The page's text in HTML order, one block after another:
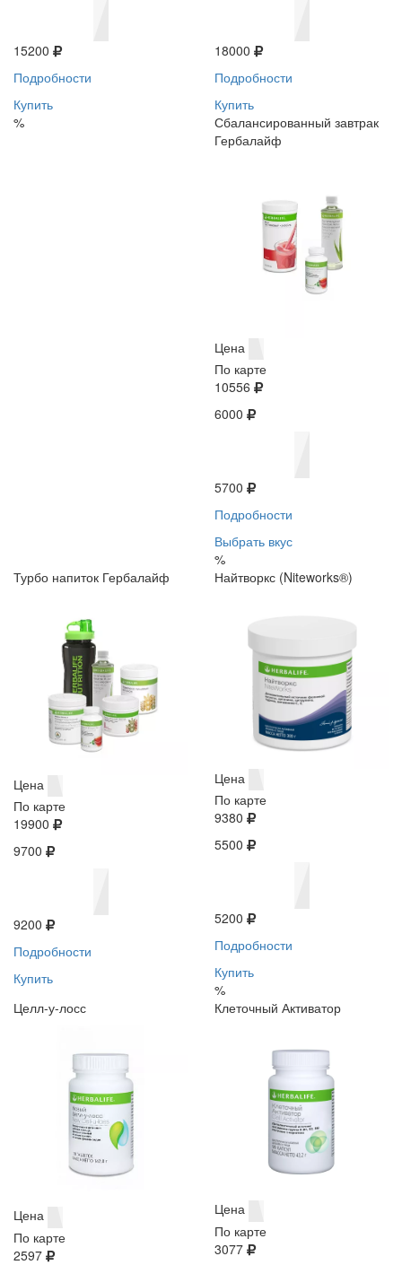
15200
Подробности
Купить
%
18000
Подробности
Купить
Сбалансированный завтрак
Гербалайф
Цена
По карте
10556
6000
5700
Подробности
Выбрать вкус
%
Турбо напиток Гербалайф
Цена
По карте
19900
9700
9200
Подробности
Купить
Найтворкс (Niteworks®)
Цена
По карте
9380
5500
5200
Подробности
Купить
%
Целл-у-лосс
Цена
По карте
2597
Клеточный Активатор
Цена
По карте
3077